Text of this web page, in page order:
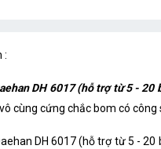
:
DH 6017 (hỗ trợ từ 5 - 20
cùng cứng chắc bom có
DH 6017 (hỗ trợ từ 5 -